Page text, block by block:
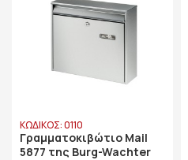
ΚΩΔΙΚΟΣ: 0110
Γραμματοκιβώτιο Mail
5877 της Burg-Wachter